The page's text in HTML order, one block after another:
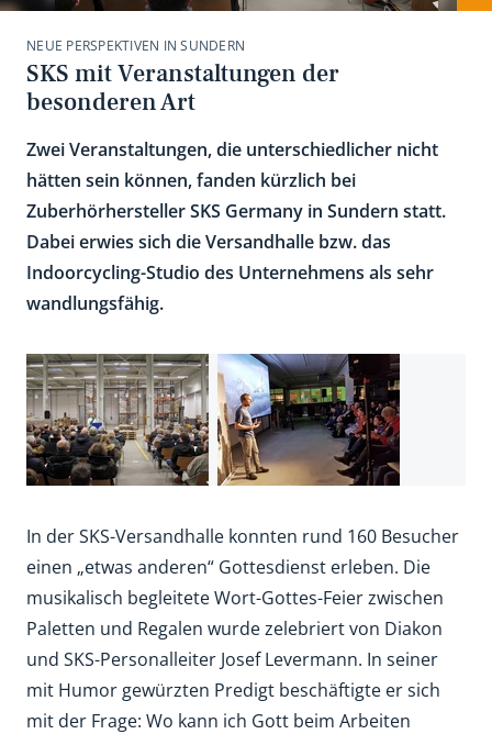
NEUE PERSPEKTIVEN IN SUNDERN
SKS mit Veranstaltungen der
besonderen Art
Zwei Veranstaltungen, die unterschiedlicher nicht
hätten sein können, fanden kürzlich bei
Zuberhörhersteller SKS Germany in Sundern statt.
Dabei erwies sich die Versandhalle bzw. das
Indoorcycling-Studio des Unternehmens als sehr
wandlungsfähig.
In der SKS-Versandhalle konnten rund 160 Besucher
einen „etwas anderen“ Gottesdienst erleben. Die
musikalisch begleitete Wort-Gottes-Feier zwischen
Paletten und Regalen wurde zelebriert von Diakon
und SKS-Personalleiter Josef Levermann. In seiner
mit Humor gewürzten Predigt beschäftigte er sich
mit der Frage: Wo kann ich Gott beim Arbeiten